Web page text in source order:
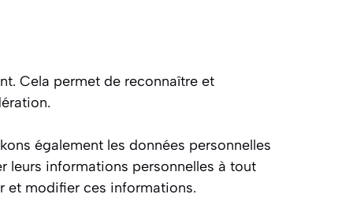
Cela permet de reconnaître et
également les données personnelles
leurs informations personnelles à tout
et modifier ces informations.